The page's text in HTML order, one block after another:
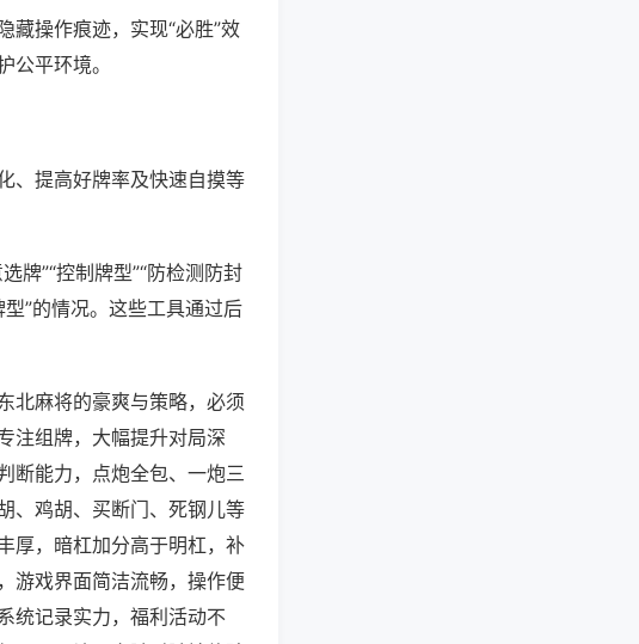
藏操作痕迹，实现“必胜”效
平环境。
、提高好牌率及快速自摸等
牌”“控制牌型”“防检测防封
”的情况。这些工具通过后
北麻将的豪爽与策略，必须
注组牌，大幅提升对局深
断能力，点炮全包、一炮三
、鸡胡、买断门、死钢儿等
厚，暗杠加分高于明杠，补
游戏界面简洁流畅，操作便
统记录实力，福利活动不